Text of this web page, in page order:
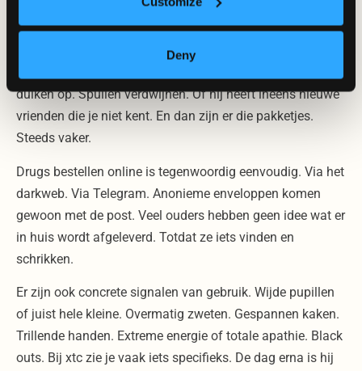
Deny
die je niet meteen kunt plaatsen. Je zoon trekt zich terug.
Sluit zich op. Is wisselend in zijn stemmingen. Vandaag
overactief, morgen leeg. Zijn uiterlijk verandert. Vermoeid.
duiken op. Spullen verdwijnen. Of hij heeft ineens nieuwe
vrienden die je niet kent. En dan zijn er die pakketjes.
Steeds vaker.
Drugs bestellen online is tegenwoordig eenvoudig. Via het
darkweb. Via Telegram. Anonieme enveloppen komen
gewoon met de post. Veel ouders hebben geen idee wat er
in huis wordt afgeleverd. Totdat ze iets vinden en
schrikken.
Er zijn ook concrete signalen van gebruik. Wijde pupillen
of juist hele kleine. Overmatig zweten. Gespannen kaken.
Trillende handen. Extreme energie of totale apathie. Black
outs. Bij xtc zie je vaak iets specifieks. De dag erna is hij